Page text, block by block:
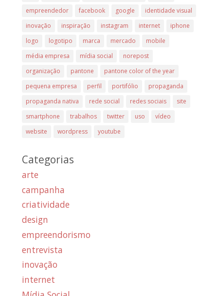
empreendedor
facebook google
identidade visual
inovação
inspiração instagram internet
iphone
logo
logotipo marca mercado
mobile
média empresa
mídia social
norepost
organização
pantone
pantone color of the year
pequena empresa
perfil portifólio
propaganda
propaganda nativa
rede social redes sociais
site
smartphone
trabalhos twitter uso
vídeo
website
wordpress youtube
Categorias
arte
campanha
criatividade
design
empreendorismo
entrevista
inovação
internet